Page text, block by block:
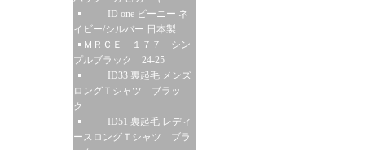
ID one ビーニー ネ
イビー/シルバー 日本製
ＭＲＣＥ １７７－シン
プルブラック 24-25
ID33 裏起毛 メンズ
ロングＴシャツ ブラッ
ク
ID51 裏起毛 レディ
ースロングＴシャツ ブラ